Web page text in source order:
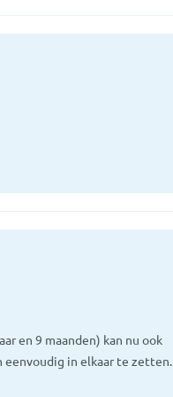
en 9 maanden) kan nu ook
eenvoudig in elkaar te zetten.